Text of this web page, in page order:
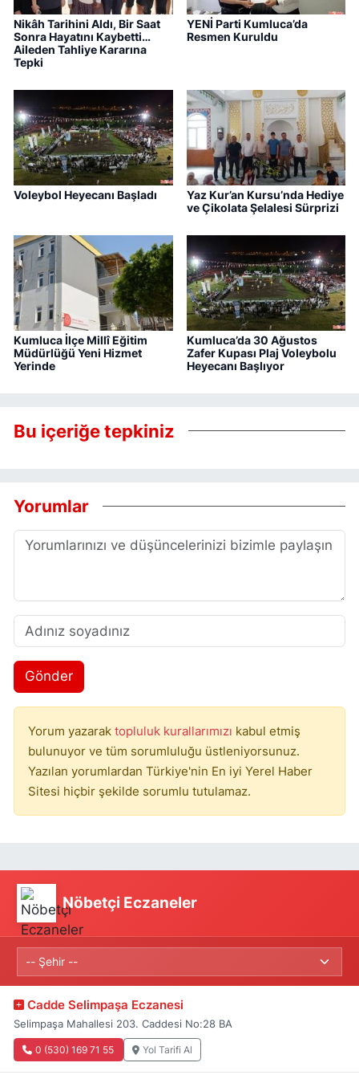
Nikâh Tarihini Aldı, Bir Saat
Sonra Hayatını Kaybetti…
Aileden Tahliye Kararına
Tepki
YENİ Parti Kumluca’da
Resmen Kuruldu
Voleybol Heyecanı Başladı
Yaz Kur’an Kursu’nda Hediye
ve Çikolata Şelalesi Sürprizi
Kumluca İlçe Millî Eğitim
Müdürlüğü Yeni Hizmet
Yerinde
Kumluca’da 30 Ağustos
Zafer Kupası Plaj Voleybolu
Heyecanı Başlıyor
Bu içeriğe tepkiniz
Yorumlar
Gönder
Yorum yazarak topluluk kurallarımızı kabul etmiş
bulunuyor ve tüm sorumluluğu üstleniyorsunuz.
Yazılan yorumlardan Türkiye'nin En iyi Yerel Haber
Sitesi hiçbir şekilde sorumlu tutulamaz.
Nöbetçi Eczaneler
Cadde Selimpaşa Eczanesi
Selimpaşa Mahallesi 203. Caddesi No:28 BA
0 (530) 169 71 55 Yol Tarifi Al